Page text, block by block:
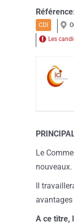
CDI
Les
Le
nouveaux.
Il
A ce titre,